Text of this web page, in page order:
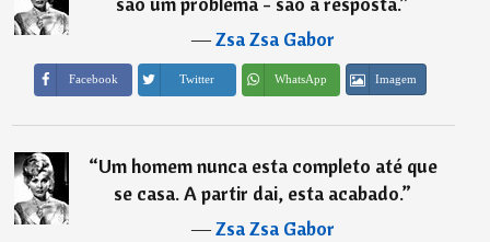
―Zsa Zsa Gabor
Facebook Twitter WhatsApp Imagem
“Um homem nunca esta completo até que
se casa. A partir dai, esta acabado.”
―Zsa Zsa Gabor